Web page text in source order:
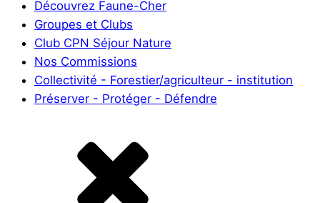
Découvrez Faune-Cher
Groupes et Clubs
Club CPN Séjour Nature
Nos Commissions
Collectivité - Forestier/agriculteur - institution
Préserver - Protéger - Défendre